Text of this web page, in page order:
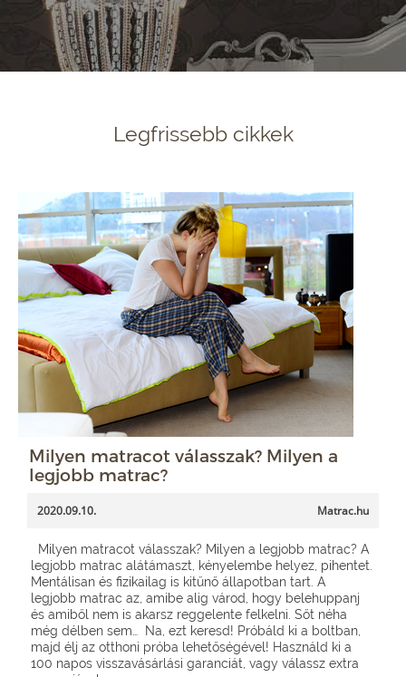
Legfrissebb cikkek
Milyen matracot válasszak? Milyen a
legjobb matrac?
2020.09.10. Matrac.hu
Milyen matracot válasszak? Milyen a legjobb matrac? A
legjobb matrac alátámaszt, kényelembe helyez, pihentet.
Mentálisan és fizikailag is kitűnő állapotban tart. A
legjobb matrac az, amibe alig várod, hogy belehuppanj
és amiből nem is akarsz reggelente felkelni. Sőt néha
még délben sem… Na, ezt keresd! Próbáld ki a boltban,
majd élj az otthoni próba lehetőségével! Használd ki a
100 napos visszavásárlási garanciát, vagy válassz extra